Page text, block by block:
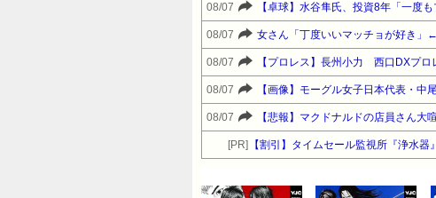
08/07 【卓球】水谷隼氏、投資8年「一度
08/07 女さん「丁度いいマッチョが好き」
08/07 【プロレス】長州小力 西口DXプ
08/07 【画像】モーグル女子日本代表・
08/07 【悲報】マクドナルドの店員さん大
[PR] 【割引】タイムセール監視所『浄水器』